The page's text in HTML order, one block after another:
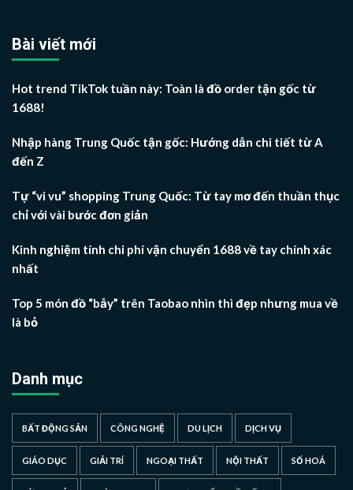
Bài viết mới
Hot trend TikTok tuần này: Toàn là đồ order tận gốc từ
1688!
Nhập hàng Trung Quốc tận gốc: Hướng dẫn chi tiết từ A
đến Z
Tự “vi vu” shopping Trung Quốc: Từ tay mơ đến thuần thục
chỉ với vài bước đơn giản
Kinh nghiệm tính chi phí vận chuyển 1688 về tay chính xác
nhất
Top 5 món đồ “bẫy” trên Taobao nhìn thì đẹp nhưng mua về
là bỏ
Danh mục
BẤT ĐỘNG SẢN CÔNG NGHỆ DU LỊCH DỊCH VỤ
GIÁO DỤC GIẢI TRÍ NGOẠI THẤT NỘI THẤT SỐ HOÁ